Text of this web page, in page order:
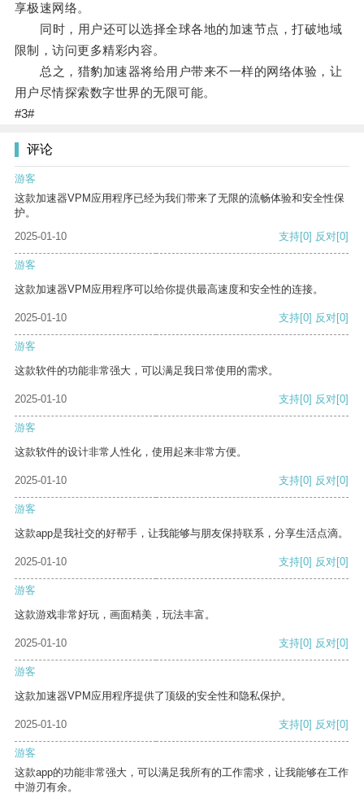
享极速网络。
同时，用户还可以选择全球各地的加速节点，打破地域
限制，访问更多精彩内容。
总之，猎豹加速器将给用户带来不一样的网络体验，让
用户尽情探索数字世界的无限可能。
#3#
评论
游客
这款加速器VPM应用程序已经为我们带来了无限的流畅体验和安全性保
护。
2025-01-10
支持[0] 反对[0]
游客
这款加速器VPM应用程序可以给你提供最高速度和安全性的连接。
2025-01-10 支持[0] 反对[0]
游客
这款软件的功能非常强大，可以满足我日常使用的需求。
2025-01-10 支持[0] 反对[0]
游客
这款软件的设计非常人性化，使用起来非常方便。
2025-01-10 支持[0] 反对[0]
游客
这款app是我社交的好帮手，让我能够与朋友保持联系，分享生活点滴。
2025-01-10 支持[0] 反对[0]
游客
这款游戏非常好玩，画面精美，玩法丰富。
2025-01-10 支持[0] 反对[0]
游客
这款加速器VPM应用程序提供了顶级的安全性和隐私保护。
2025-01-10 支持[0] 反对[0]
游客
这款app的功能非常强大，可以满足我所有的工作需求，让我能够在工作
中游刃有余。